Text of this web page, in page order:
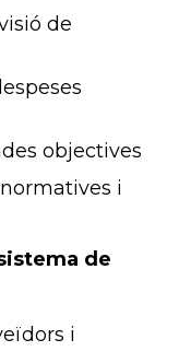
de
objectives
i
de
i